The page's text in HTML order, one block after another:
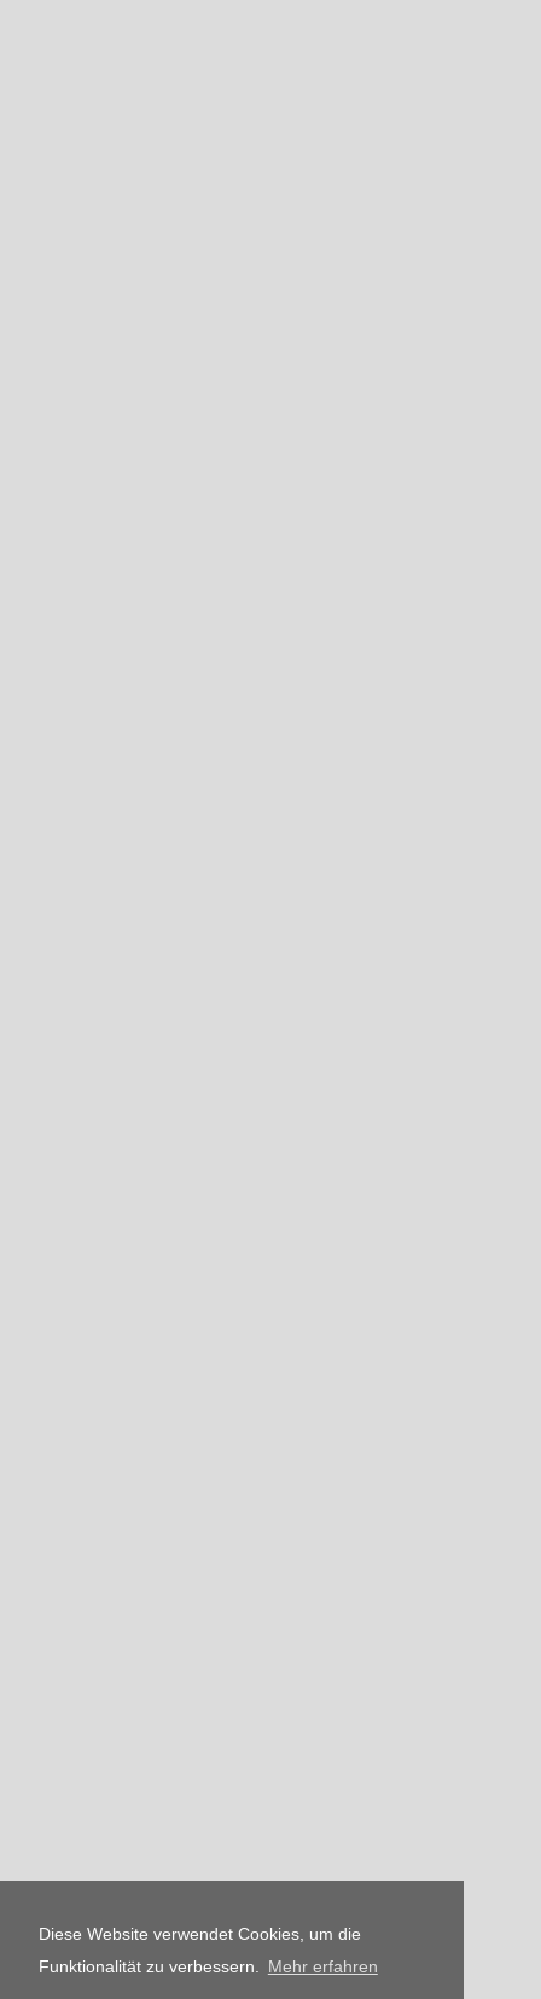
Diese Website verwendet Cookies, um die
Funktionalität zu verbessern.
Mehr erfahren